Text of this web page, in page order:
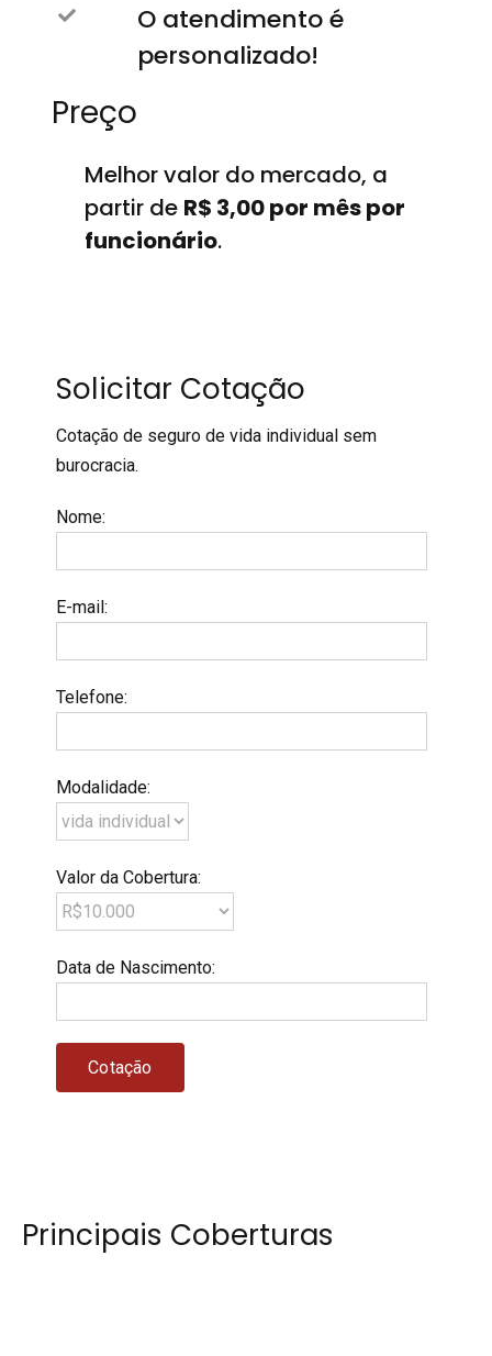
O atendimento é
personalizado!
Preço
Melhor valor do mercado, a
partir de R$ 3,00 por mês por
funcionário.
Solicitar Cotação
Cotação de seguro de vida individual sem
burocracia.
Nome:
E-mail:
Telefone:
Modalidade:
Valor da Cobertura:
Data de Nascimento:
Principais Coberturas